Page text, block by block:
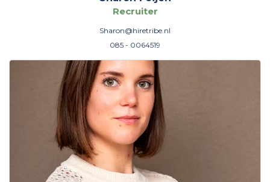
Recruiter
Sharon@hiretribe.nl
085 - 0064519